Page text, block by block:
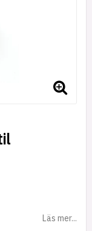
Läs mer...